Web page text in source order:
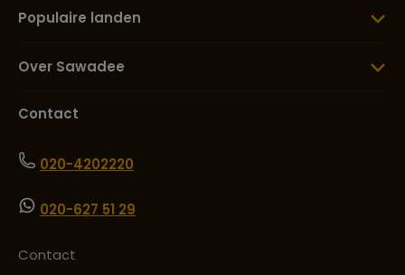
Populaire landen
Over Sawadee
Contact
020-4202220
020-627 51 29
Contact